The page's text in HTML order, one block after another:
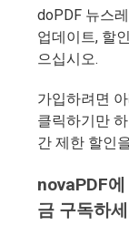
doPDF 뉴스
업데이트, 할
으십시오.
가입하려면
클릭하기만
간 제한 할인
novaPDF
금 구독하